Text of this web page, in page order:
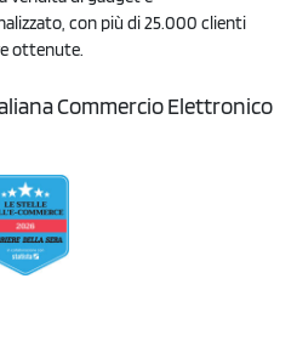
con più di 25.000 clienti
ottenute.